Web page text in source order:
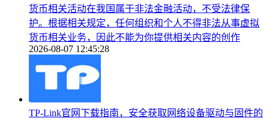
货币相关活动在我国属于非法金融活动，不受法律保
护。根据相关规定，任何组织和个人不得非法从事虚拟
货币相关业务，因此不能为你提供相关内容的创作
2026-08-07 12:45:28
TP-Link官网下载指南，安全获取网络设备驱动与固件的